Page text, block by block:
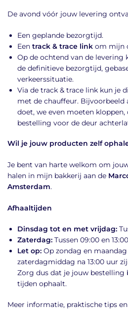
De avond vóór jouw levering
Een geplande bezorgtijd.
Een track & trace link om mijn
Op de ochtend van de levering
de definitieve bezorgtijd,
verkeerssituatie.
Via de track & trace link kun je
met de chauffeur. Bijvoorbeeld
doet, we even moeten
bestelling voor de deur
Wil je jouw producten zelf
Je bent van harte welkom om
halen in mijn bakkerij aan de
Amsterdam.
Afhaaltijden
Dinsdag tot en met vrijdag:
Zaterdag: Tussen 09:00 en
Let op: Op zondag en
zaterdagmiddag na 13:00 uur
Zorg dus dat je jouw bestelling
tijden ophaalt.
Meer informatie, praktische tips